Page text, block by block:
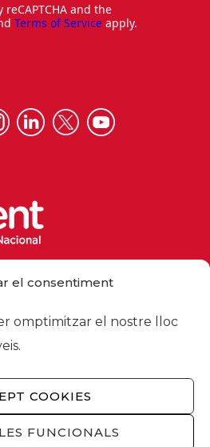
el consentiment
omptimitzar el nostre lloc
COOKIES
FUNCIONALS
and the
Terms of Service apply.
del Treball Nacional